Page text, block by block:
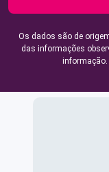
Os dados são de
das informações